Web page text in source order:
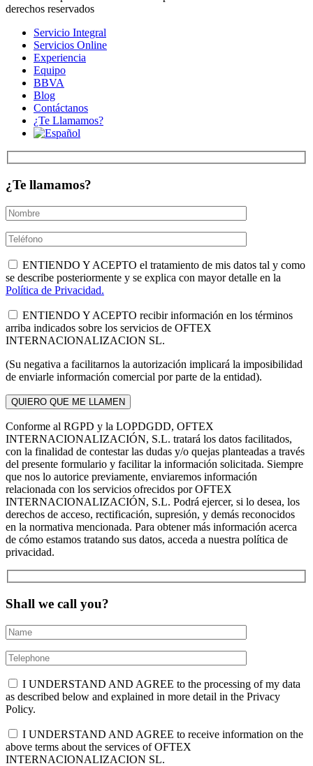
derechos reservados
Servicio Integral
Servicios Online
Experiencia
Equipo
BBVA
Blog
Contáctanos
¿Te Llamamos?
¿Te llamamos?
ENTIENDO Y ACEPTO el tratamiento de mis datos tal y como
se describe posteriormente y se explica con mayor detalle en la
Política de Privacidad.
ENTIENDO Y ACEPTO recibir información en los términos
arriba indicados sobre los servicios de OFTEX
INTERNACIONALIZACION SL.
(Su negativa a facilitarnos la autorización implicará la imposibilidad
de enviarle información comercial por parte de la entidad).
Conforme al RGPD y la LOPDGDD, OFTEX
INTERNACIONALIZACIÓN, S.L. tratará los datos facilitados,
con la finalidad de contestar las dudas y/o quejas planteadas a través
del presente formulario y facilitar la información solicitada. Siempre
que nos lo autorice previamente, enviaremos información
relacionada con los servicios ofrecidos por OFTEX
INTERNACIONALIZACIÓN, S.L. Podrá ejercer, si lo desea, los
derechos de acceso, rectificación, supresión, y demás reconocidos
en la normativa mencionada. Para obtener más información acerca
de cómo estamos tratando sus datos, acceda a nuestra política de
privacidad.
Shall we call you?
I UNDERSTAND AND AGREE to the processing of my data
as described below and explained in more detail in the Privacy
Policy.
I UNDERSTAND AND AGREE to receive information on the
above terms about the services of OFTEX
INTERNACIONALIZACION SL.